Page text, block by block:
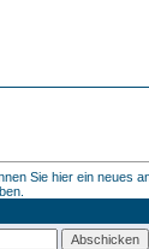
Sie hier ein neues